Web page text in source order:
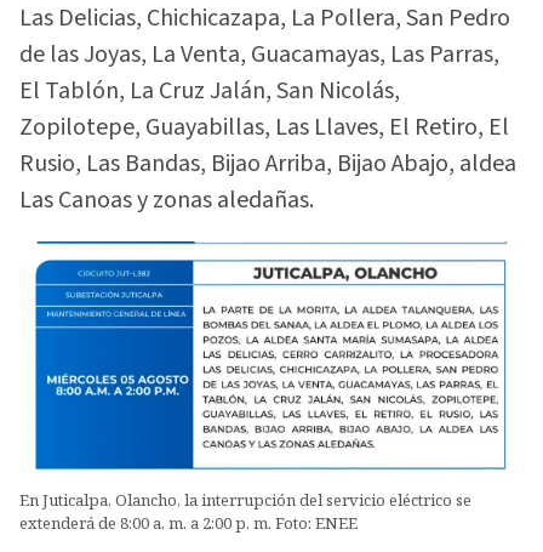
Las Delicias, Chichicazapa, La Pollera, San Pedro
de las Joyas, La Venta, Guacamayas, Las Parras,
El Tablón, La Cruz Jalán, San Nicolás,
Zopilotepe, Guayabillas, Las Llaves, El Retiro, El
Rusio, Las Bandas, Bijao Arriba, Bijao Abajo, aldea
Las Canoas y zonas aledañas.
En Juticalpa, Olancho, la interrupción del servicio eléctrico se
extenderá de 8:00 a. m. a 2:00 p. m. Foto: ENEE